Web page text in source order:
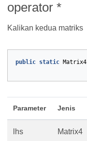
operator *
Kalikan kedua matriks
public static Matrix4
Parameter Jenis
lhs Matrix4